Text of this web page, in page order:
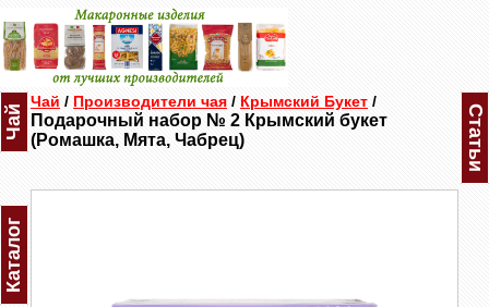
Чай
Каталог
Чай / Производители чая / Крымский Букет /
Подарочный набор № 2 Крымский букет
(Ромашка, Мята, Чабрец)
Статьи